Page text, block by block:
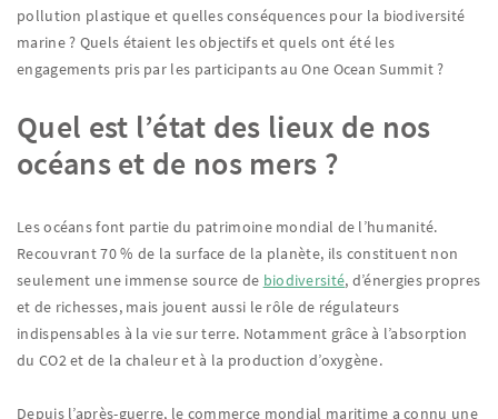
pollution plastique et quelles conséquences pour la biodiversité
marine ? Quels étaient les objectifs et quels ont été les
engagements pris par les participants au One Ocean Summit ?
Quel est l’état des lieux de nos
océans et de nos mers ?
Les océans font partie du patrimoine mondial de l’humanité.
Recouvrant 70 % de la surface de la planète, ils constituent non
seulement une immense source de biodiversité, d’énergies propres
et de richesses, mais jouent aussi le rôle de régulateurs
indispensables à la vie sur terre. Notamment grâce à l’absorption
du CO2 et de la chaleur et à la production d’oxygène.
Depuis l’après-guerre, le commerce mondial maritime a connu une